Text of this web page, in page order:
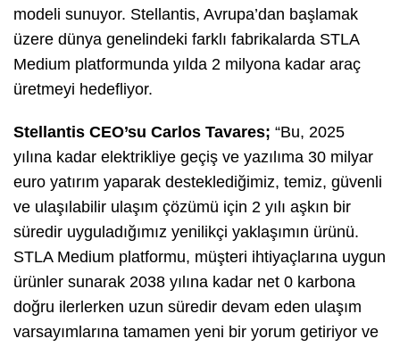
modeli sunuyor. Stellantis, Avrupa’dan başlamak
üzere dünya genelindeki farklı fabrikalarda STLA
Medium platformunda yılda 2 milyona kadar araç
üretmeyi hedefliyor.
Stellantis CEO’su Carlos Tavares; “Bu, 2025
yılına kadar elektrikliye geçiş ve yazılıma 30 milyar
euro yatırım yaparak desteklediğimiz, temiz, güvenli
ve ulaşılabilir ulaşım çözümü için 2 yılı aşkın bir
süredir uyguladığımız yenilikçi yaklaşımın ürünü.
STLA Medium platformu, müşteri ihtiyaçlarına uygun
ürünler sunarak 2038 yılına kadar net 0 karbona
doğru ilerlerken uzun süredir devam eden ulaşım
varsayımlarına tamamen yeni bir yorum getiriyor ve